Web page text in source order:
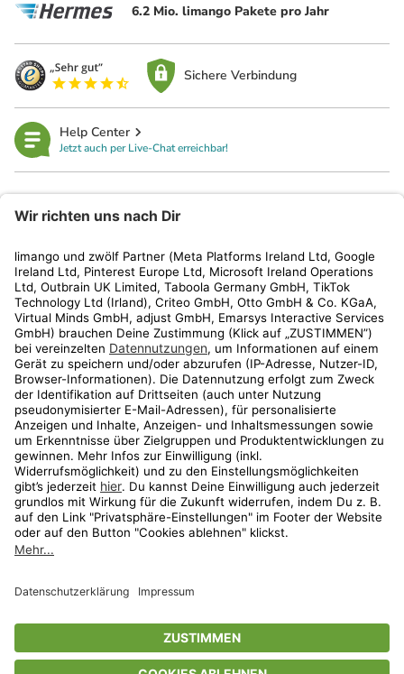
6.2 Mio. limango Pakete pro Jahr
Sichere Verbindung
Help Center
Jetzt auch per Live-Chat erreichbar!
Kundenservice
Shop
Aktionen
Travel
* Streichpreise entsprechen der unverbindlichen Preisempfehlung des
Herstellers. Prozentangaben beziehen sich auf den Streichpreis.